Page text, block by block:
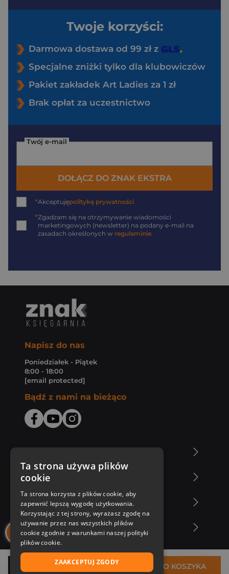
70,99 zł DO KOSZYKA
Twoje korzyści:
Darmowa dostawa od 99 zł z
Specjalne zniżki tylko dla klubowiczów
Pakiet zakładek Art Ladies za 1 zł
Brak opłat za uczestnictwo
Twój e-mail
DOŁĄCZ DO ZNAK EKSTRA
*Akceptujępolitykę prywatności
*Zgadzam się na otrzymywanie wiadomości
marketingowych (newsletter) na podany e-mail na
zasadach określonych w regulaminie.
Napisz do nas
Poniedziałek - Piątek
8:00 - 18:00
[email protected]
Bądź z nami na bieżąco
Zakupy u nas
Nasza oferta
Nasi autorzy
Ta strona używa plików
cookie
Ta strona korzysta z plików cookie, aby
zapewnić lepszą wygodę użytkowania.
Korzystając z tej strony, wyrażasz zgodę na
używanie przez nas wszystkich plików
cookie zgodnie z warunkami naszej polityki
plików cookie.
ZAAKCEPTUJ ZGODY